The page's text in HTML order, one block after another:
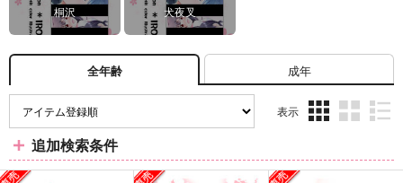
桐沢 犬夜叉
全年齢 成年
表示
ム
表
ム
表
ム
表
追加検索条件